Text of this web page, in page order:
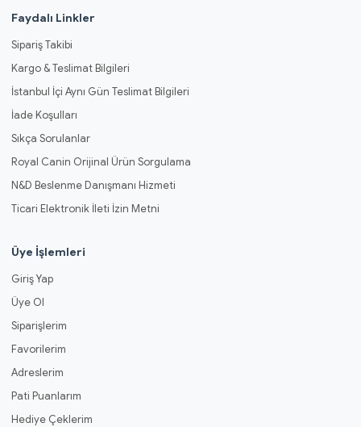
Faydalı Linkler
Sipariş Takibi
Kargo & Teslimat Bilgileri
İstanbul İçi Aynı Gün Teslimat Bilgileri
İade Koşulları
Sıkça Sorulanlar
Royal Canin Orijinal Ürün Sorgulama
N&D Beslenme Danışmanı Hizmeti
Ticari Elektronik İleti İzin Metni
Üye İşlemleri
Giriş Yap
Üye Ol
Siparişlerim
Favorilerim
Adreslerim
Pati Puanlarım
Hediye Çeklerim